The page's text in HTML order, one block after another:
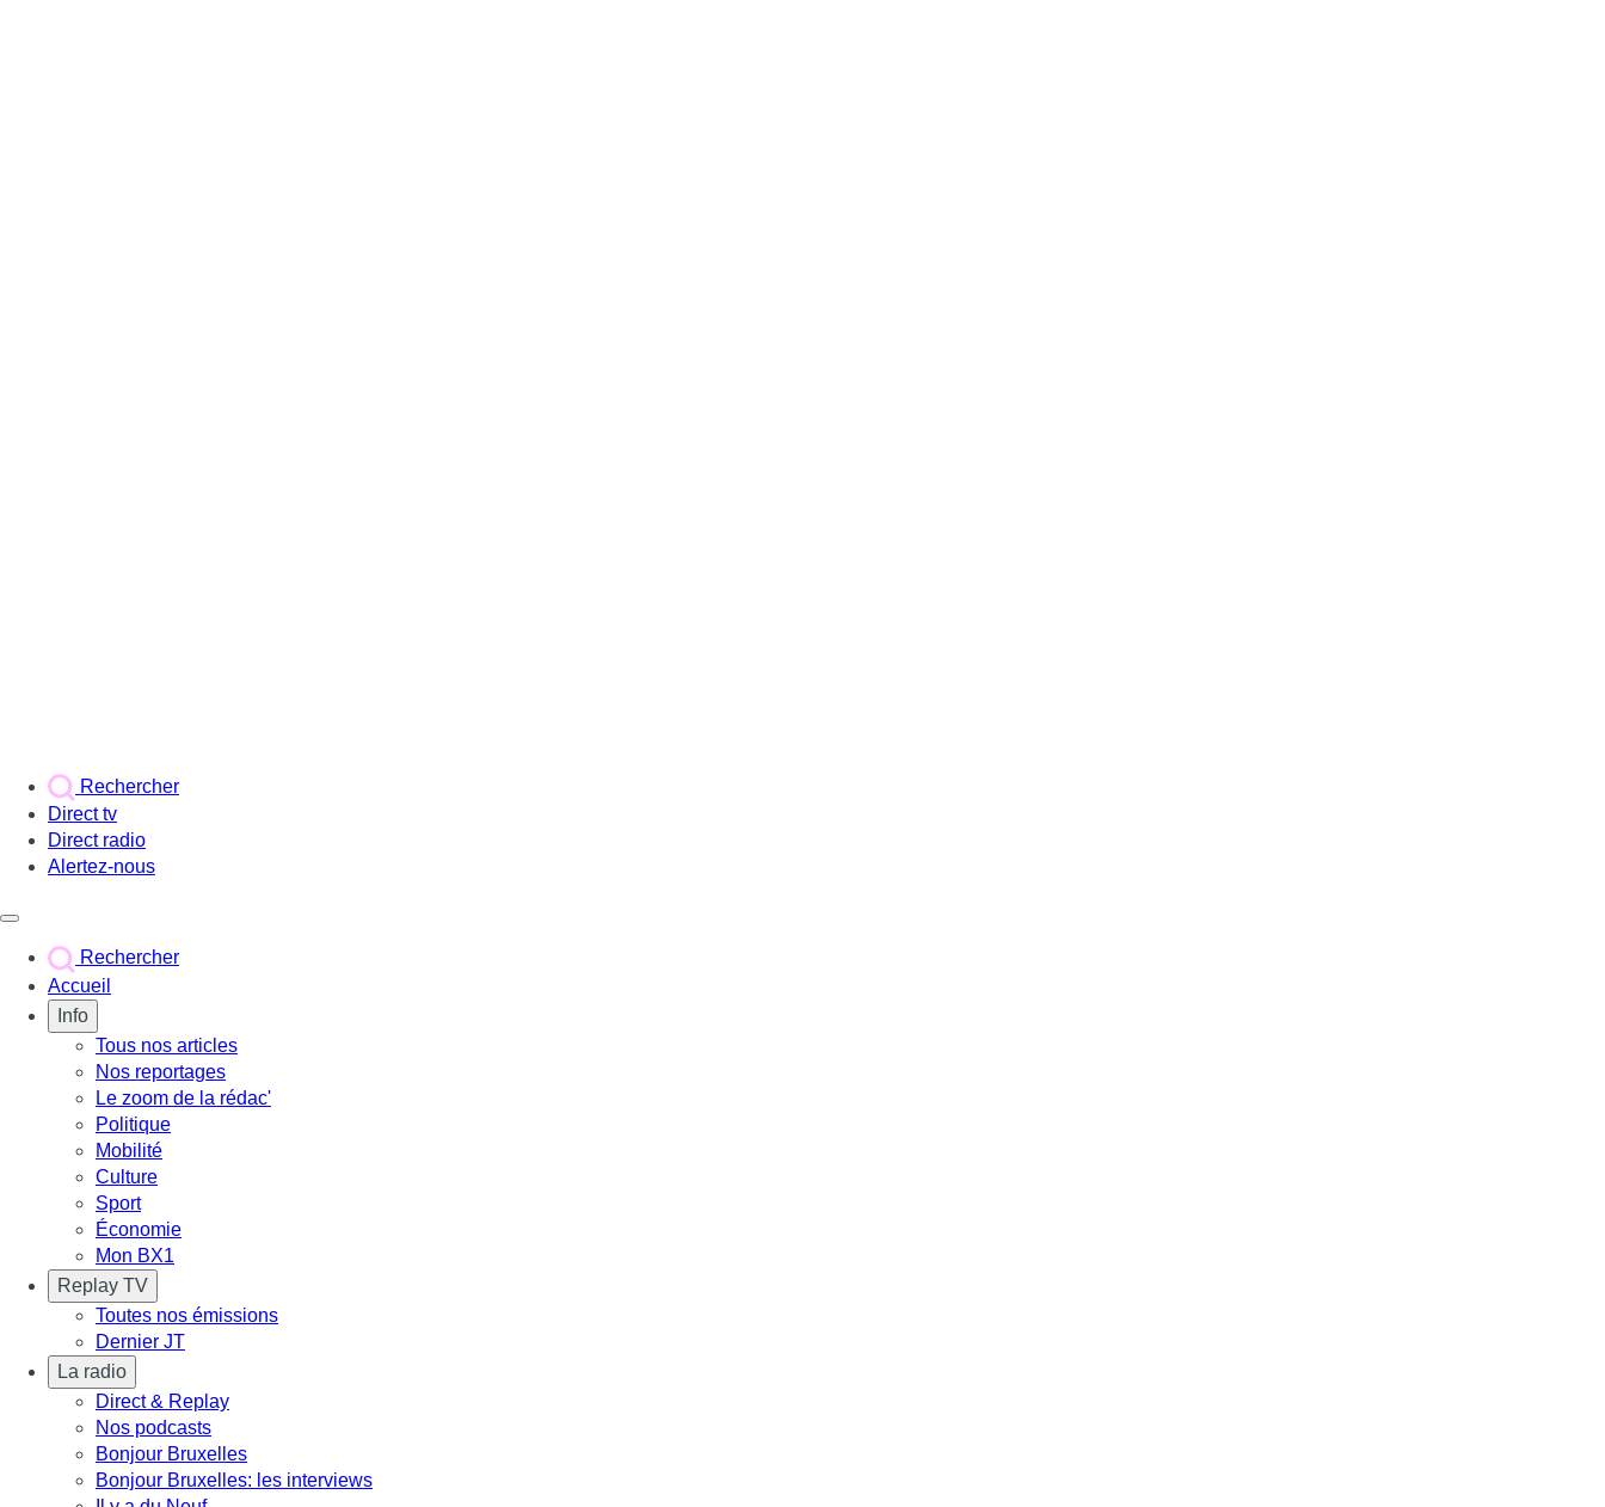
Rechercher
Direct tv
Direct radio
Alertez-nous
Rechercher
Accueil
Info
Tous nos articles
Nos reportages
Le zoom de la rédac'
Politique
Mobilité
Culture
Sport
Économie
Mon BX1
Replay TV
Toutes nos émissions
Dernier JT
La radio
Direct & Replay
Nos podcasts
Bonjour Bruxelles
Bonjour Bruxelles: les interviews